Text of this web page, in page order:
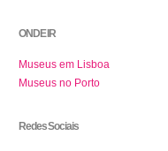
ONDE IR
Museus em Lisboa
Museus no Porto
Redes Sociais